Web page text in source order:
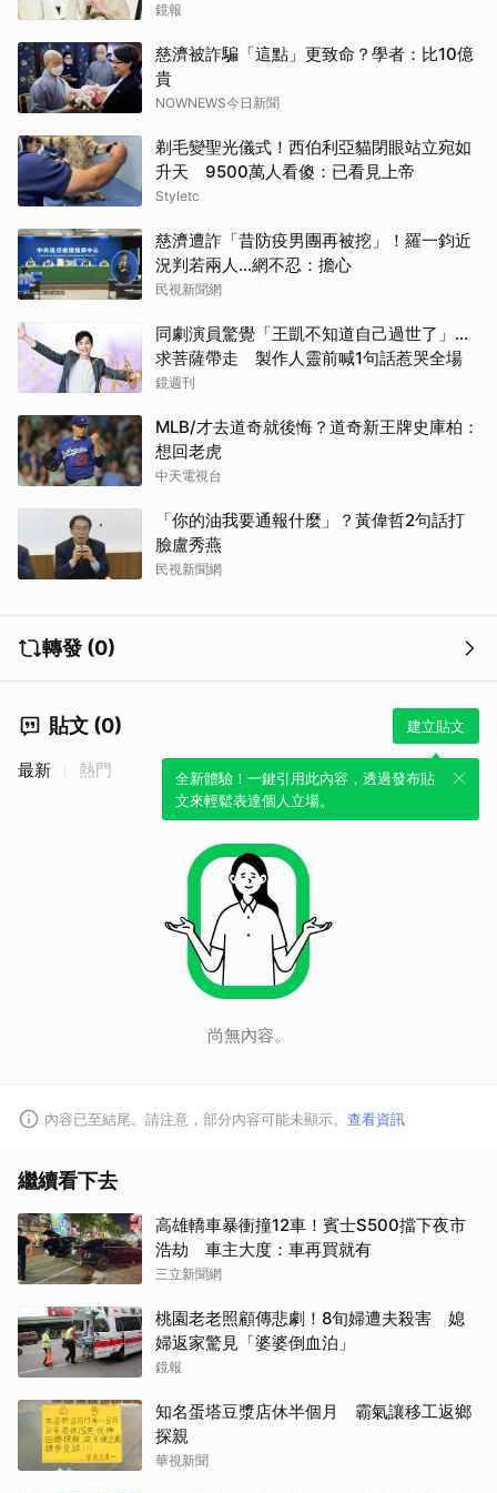
鏡報
慈濟被詐騙「這點」更致命？學者：比10億
貴
NOWNEWS今日新聞
剃毛變聖光儀式！西伯利亞貓閉眼站立宛如
升天 9500萬人看傻：已看見上帝
Styletc
慈濟遭詐「昔防疫男團再被挖」！羅一鈞近
況判若兩人…網不忍：擔心
民視新聞網
同劇演員驚覺「王凱不知道自己過世了」...
求菩薩帶走 製作人靈前喊1句話惹哭全場
鏡週刊
MLB/才去道奇就後悔？道奇新王牌史庫柏：
想回老虎
中天電視台
「你的油我要通報什麼」？黃偉哲2句話打
臉盧秀燕
民視新聞網
轉發 (0)
貼文 (0) 建立貼文
全新體驗！一鍵引用此內容，透過發布貼
文來輕鬆表達個人立場。
最新 熱門
尚無內容。
內容已至結尾。請注意，部分內容可能未顯示。 查看資訊
繼續看下去
高雄轎車暴衝撞12車！賓士S500擋下夜市
浩劫 車主大度：車再買就有
三立新聞網
桃園老老照顧傳悲劇！8旬婦遭夫殺害 媳
婦返家驚見「婆婆倒血泊」
鏡報
知名蛋塔豆漿店休半個月 霸氣讓移工返鄉
探親
華視新聞